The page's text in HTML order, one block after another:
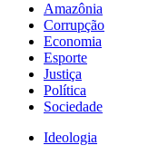
Amazônia
Corrupção
Economia
Esporte
Justiça
Política
Sociedade
Ideologia